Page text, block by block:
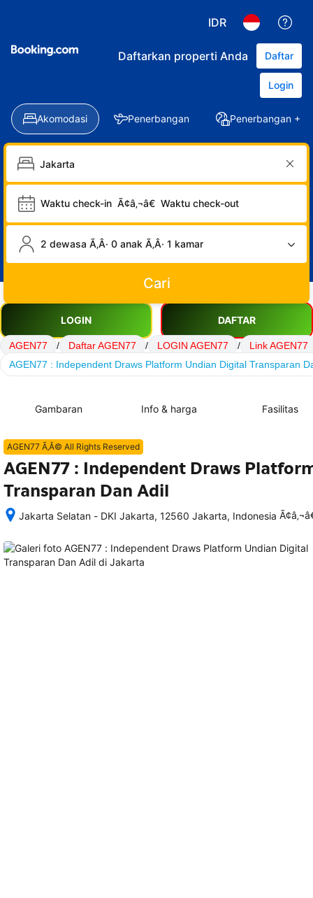
IDR
Daftarkan properti Anda Daftar
Login
Akomodasi Penerbangan Penerbangan +
Waktu check-in Ã¢â‚¬â€ Waktu check-out
2 dewasa Ã‚Â· 0 anak Ã‚Â· 1 kamar
Cari
LOGIN DAFTAR
AGEN77 / Daftar AGEN77 / LOGIN AGEN77 /
Link AGEN77
AGEN77 : Independent Draws Platform Undian Digital Transparan
Gambaran Info & harga Fasilitas
AGEN77 Ã‚Â© All Rights Reserved
AGEN77 : Independent Draws
Transparan Dan Adil
Jakarta Selatan - DKI Jakarta, 12560 Jakarta, Indonesia
memesan,
rincian